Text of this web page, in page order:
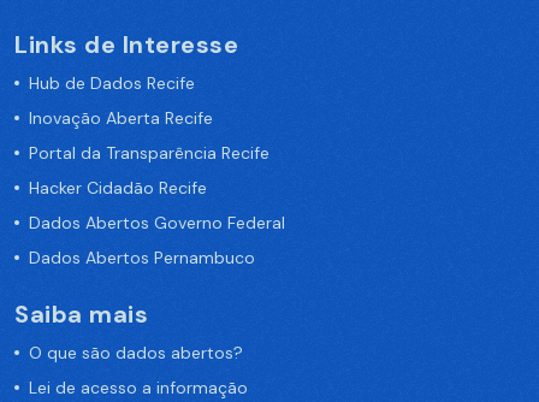
Links de Interesse
Hub de Dados Recife
Inovação Aberta Recife
Portal da Transparência Recife
Hacker Cidadão Recife
Dados Abertos Governo Federal
Dados Abertos Pernambuco
Saiba mais
O que são dados abertos?
Lei de acesso a informação